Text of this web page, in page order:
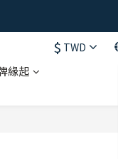
$ TWD
緣起